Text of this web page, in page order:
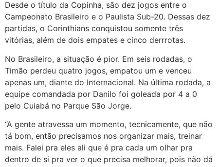
Desde o título da Copinha, são dez jogos entre o
Campeonato Brasileiro e o Paulista Sub-20. Dessas dez
partidas, o Corinthians conquistou somente três
vitórias, além de dois empates e cinco derrrotas.
No Brasileiro, a situação é pior. Em seis rodadas, o
Timão perdeu quatro jogos, empatou um e venceu
apenas um, diante do Internacional. Na última rodada, a
equipe comandada por Danilo foi goleada por 4 a 0
pelo Cuiabá no Parque São Jorge.
“A gente atravessa um momento, tecnicamente, que não
tá bom, então precisamos nos organizar mais, treinar
mais. Falei pra eles ali que é pra cada um olhar pra
dentro de si pra ver o que precisa melhorar, pois não dá